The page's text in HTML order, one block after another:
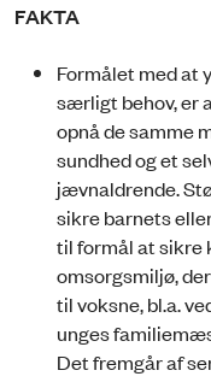
FAKTA
Formålet med at
særligt behov, er
opnå de samme
sundhed og et
jævnaldrende.
sikre barnets
til formål at
omsorgsmiljø,
til voksne, bl.a.
unges
Det fremgår af